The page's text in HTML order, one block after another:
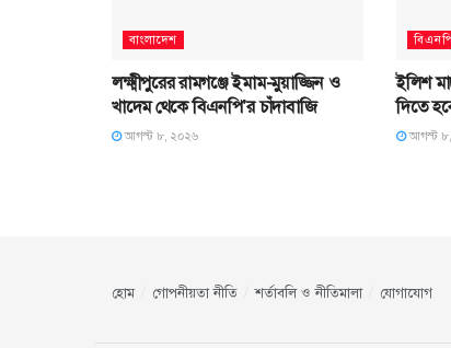
বাংলাদেশ
লক্ষ্মীপুরের রামগঞ্জে ইমাম-মুয়াজ্জিন ও
খাদেম থেকে বিএনপি’র চাঁদাবাজি
আগস্ট ৮, ২০২৬
ইলিশ
দিতে
আগস্ট
হোম গোপনীয়তা নীতি শর্তাবলি ও নীতিমালা যোগাযোগ